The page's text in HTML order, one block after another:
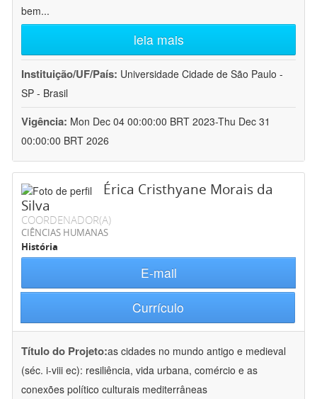
bem...
leia mais
Instituição/UF/País: Universidade Cidade de São Paulo -
SP - Brasil
Vigência: Mon Dec 04 00:00:00 BRT 2023-Thu Dec 31
00:00:00 BRT 2026
Érica Cristhyane Morais da
Silva
COORDENADOR(A)
CIÊNCIAS HUMANAS
História
E-mail
Currículo
Título do Projeto:as cidades no mundo antigo e medieval
(séc. i-viii ec): resiliência, vida urbana, comércio e as
conexões político culturais mediterrâneas